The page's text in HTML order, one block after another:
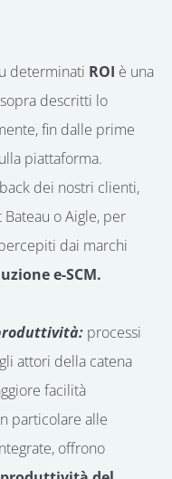
determinati ROI è una
descritti lo
fin dalle prime
piattaforma.
dei nostri clienti,
o Aigle, per
dai marchi
e-SCM.
processi
attori della catena
facilità
particolare alle
offrono